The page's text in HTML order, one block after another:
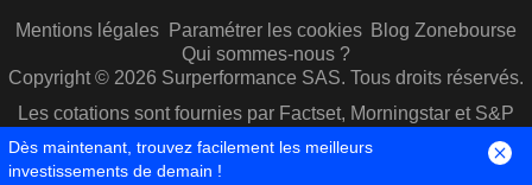
Mentions légales Paramétrer les cookies Blog Zonebourse
Qui sommes-nous ?
Copyright © 2026 Surperformance SAS. Tous droits réservés.
Les cotations sont fournies par Factset, Morningstar et S&P
Capital IQ
Dès maintenant, trouvez facilement les meilleurs
investissements de demain !